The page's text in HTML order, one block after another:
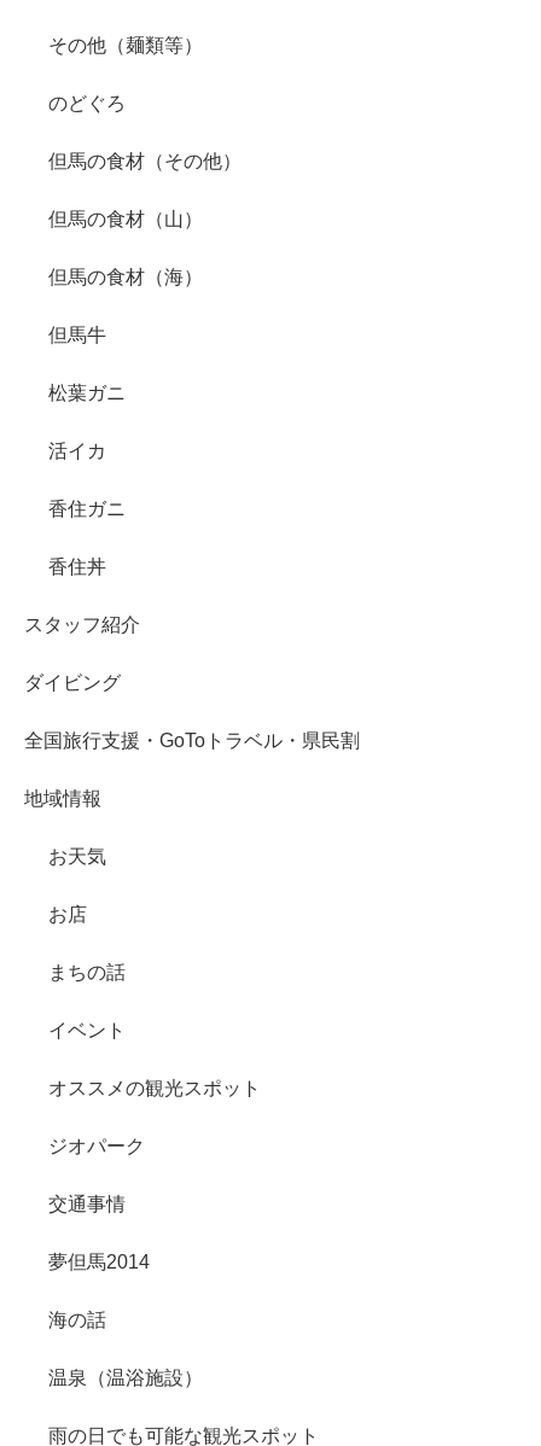
その他（麺類等）
のどぐろ
但馬の食材（その他）
但馬の食材（山）
但馬の食材（海）
但馬牛
松葉ガニ
活イカ
香住ガニ
香住丼
スタッフ紹介
ダイビング
全国旅行支援・GoToトラベル・県民割
地域情報
お天気
お店
まちの話
イベント
オススメの観光スポット
ジオパーク
交通事情
夢但馬2014
海の話
温泉（温浴施設）
雨の日でも可能な観光スポット